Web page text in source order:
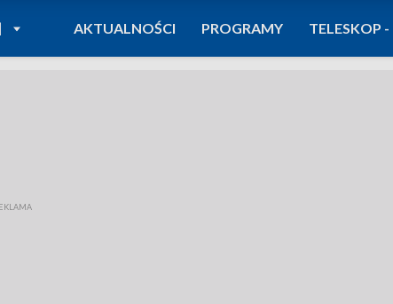
DO
AKTUALNOŚCI PROGRAMY TELESKOP